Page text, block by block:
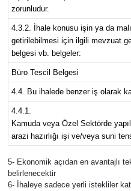
zorunludur.
4.3.2. İhale konusu işin ya da
getirilebilmesi için ilgili mevzuat
belgesi vb. belgeler:
Büro Tescil Belgesi
4.4. Bu ihalede benzer iş olarak
4.4.1.
Kamuda veya Özel Sektörde
arazi hazırlığı işi ve/veya suni
5- Ekonomik açıdan en avantajlı
belirlenecektir
6- İhaleye sadece yerli istekliler